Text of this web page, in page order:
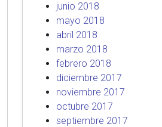
junio 2018
mayo 2018
abril 2018
marzo 2018
febrero 2018
diciembre 2017
noviembre 2017
octubre 2017
septiembre 2017